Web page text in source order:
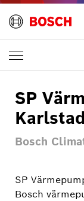
SP
Bosch
SP
Bosch